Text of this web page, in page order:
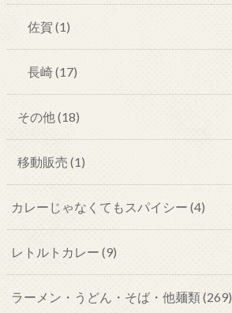
佐賀 (1)
長崎(17)
その他(18)
移動販売 (1)
カレーじゃなくてもスパイシー (4)
レトルトカレー (9)
ラーメン・うどん・そば・他麺類(269)